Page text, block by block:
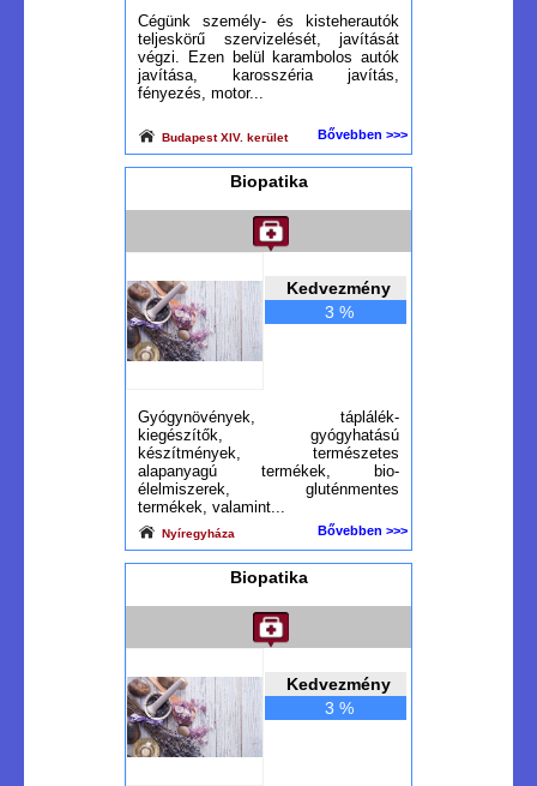
Cégünk személy- és kisteherautók
teljeskörű szervizelését, javítását
végzi. Ezen belül karambolos autók
javítása, karosszéria javítás,
fényezés, motor...
Budapest XIV. kerület Bővebben >>>
Biopatika
Kedvezmény
3 %
Gyógynövények, táplálék-
kiegészítők, gyógyhatású
készítmények, természetes
alapanyagú termékek, bio-
élelmiszerek, gluténmentes
termékek, valamint...
Nyíregyháza Bővebben >>>
Biopatika
Kedvezmény
3 %